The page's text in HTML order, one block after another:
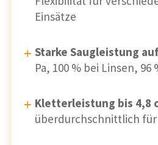
Einsätze
Starke Saugleistung
Pa, 100 % bei Linsen, 96
Kletterleistung bis 4,8
überdurchschnittlich